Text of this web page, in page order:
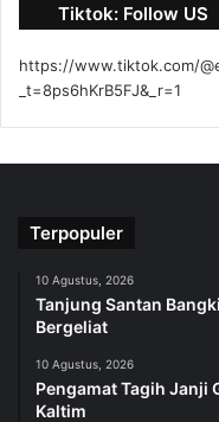
Tiktok: Follow US
https://www.tiktok.com/
_t=8ps6hKrB5FJ&_r=1
Terpopuler
10 Agustus, 2026
Tanjung Santan
Bergeliat
10 Agustus, 2026
Pengamat Tagih
Kaltim